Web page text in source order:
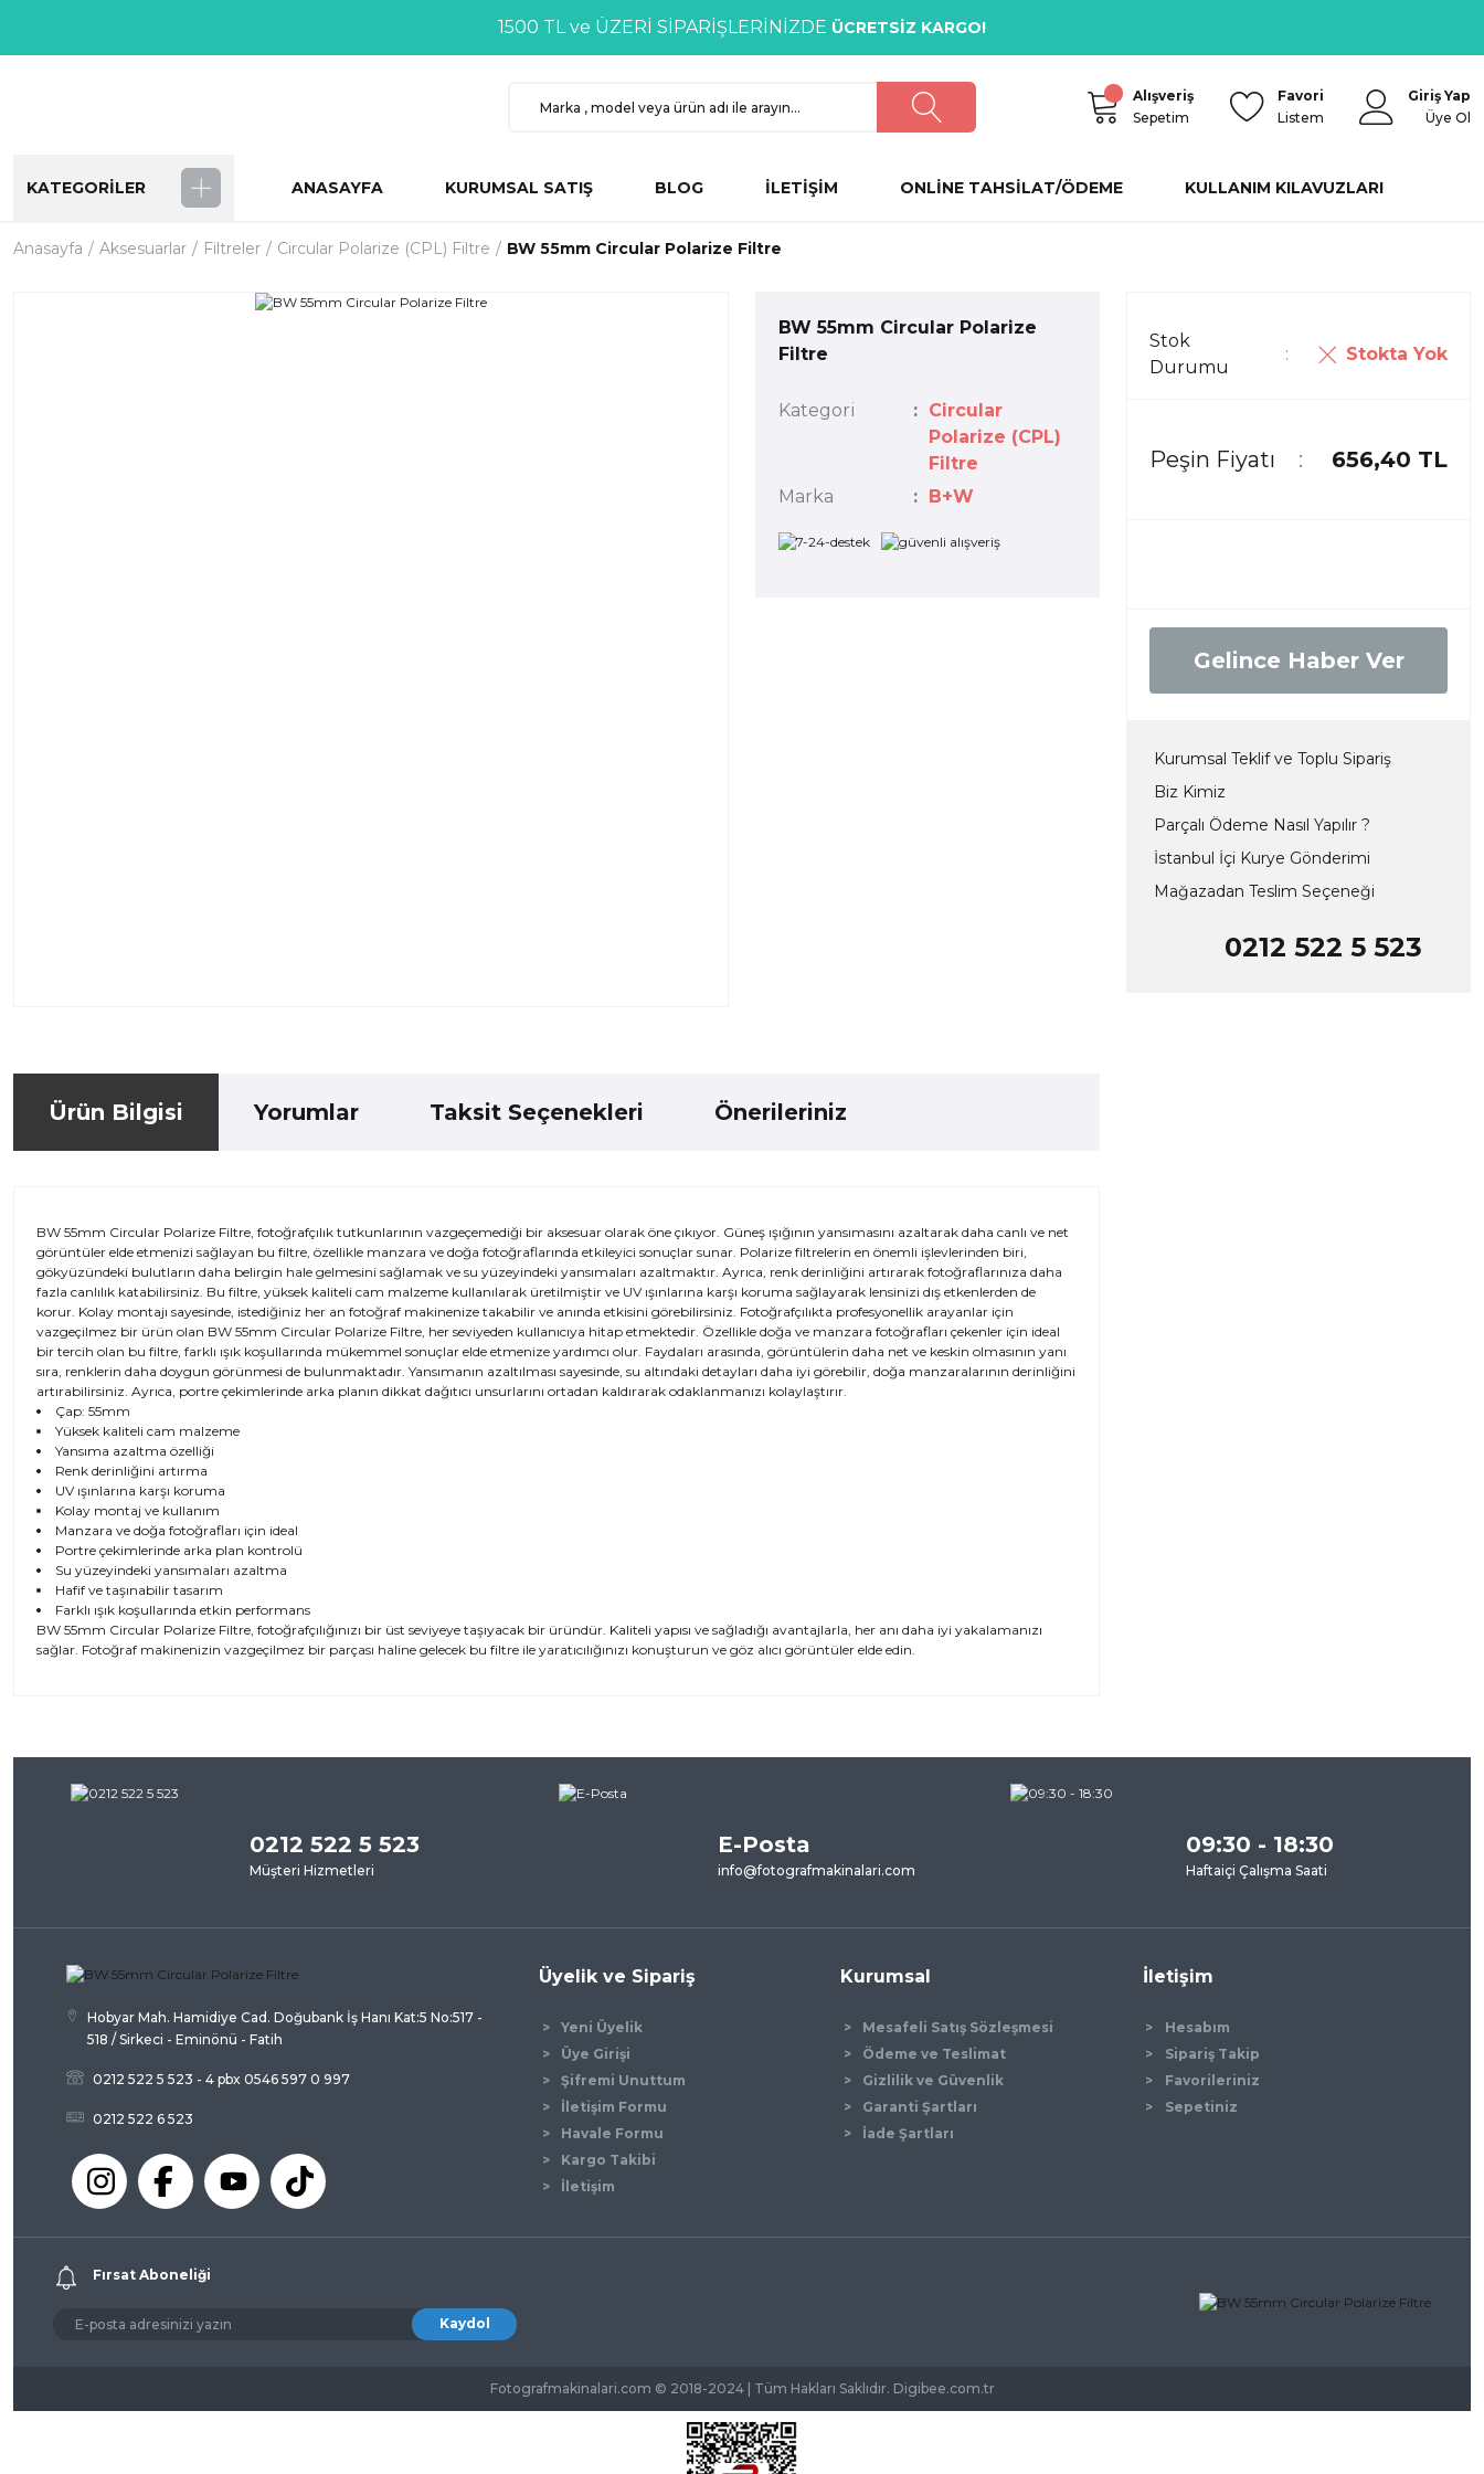
1500 TL ve ÜZERİ SİPARİŞLERİNİZDE ÜCRETSİZ KARGO!
Alışveriş
Sepetim
Favori
Listem
Giriş Yap
Üye Ol
KATEGORİLER ANASAYFA KURUMSAL SATIŞ BLOG İLETİŞİM ONLİNE TAHSİLAT/ÖDEME KULLANIM KILAVUZLARI
Anasayfa Aksesuarlar Filtreler Circular Polarize (CPL) Filtre BW 55mm Circular Polarize Filtre
BW 55mm Circular Polarize
Filtre
Kategori
Circular
Polarize (CPL)
Filtre
Marka
B+W
Stok
Durumu
Stokta Yok
Peşin Fiyatı 656,40 TL
Gelince Haber Ver
Kurumsal Teklif ve Toplu Sipariş
Biz Kimiz
Parçalı Ödeme Nasıl Yapılır ?
İstanbul İçi Kurye Gönderimi
Mağazadan Teslim Seçeneği
0212 522 5 523
Ürün Bilgisi Yorumlar Taksit Seçenekleri Önerileriniz
BW 55mm Circular Polarize Filtre, fotoğrafçılık tutkunlarının vazgeçemediği bir aksesuar olarak öne çıkıyor. Güneş ışığının yansımasını azaltarak daha canlı ve net
görüntüler elde etmenizi sağlayan bu filtre, özellikle manzara ve doğa fotoğraflarında etkileyici sonuçlar sunar. Polarize filtrelerin en önemli işlevlerinden biri,
gökyüzündeki bulutların daha belirgin hale gelmesini sağlamak ve su yüzeyindeki yansımaları azaltmaktır. Ayrıca, renk derinliğini artırarak fotoğraflarınıza daha
fazla canlılık katabilirsiniz. Bu filtre, yüksek kaliteli cam malzeme kullanılarak üretilmiştir ve UV ışınlarına karşı koruma sağlayarak lensinizi dış etkenlerden de
korur. Kolay montajı sayesinde, istediğiniz her an fotoğraf makinenize takabilir ve anında etkisini görebilirsiniz. Fotoğrafçılıkta profesyonellik arayanlar için
vazgeçilmez bir ürün olan BW 55mm Circular Polarize Filtre, her seviyeden kullanıcıya hitap etmektedir. Özellikle doğa ve manzara fotoğrafları çekenler için ideal
bir tercih olan bu filtre, farklı ışık koşullarında mükemmel sonuçlar elde etmenize yardımcı olur. Faydaları arasında, görüntülerin daha net ve keskin olmasının yanı
sıra, renklerin daha doygun görünmesi de bulunmaktadır. Yansımanın azaltılması sayesinde, su altındaki detayları daha iyi görebilir, doğa manzaralarının derinliğini
artırabilirsiniz. Ayrıca, portre çekimlerinde arka planın dikkat dağıtıcı unsurlarını ortadan kaldırarak odaklanmanızı kolaylaştırır.
Çap: 55mm
Yüksek kaliteli cam malzeme
Yansıma azaltma özelliği
Renk derinliğini artırma
UV ışınlarına karşı koruma
Kolay montaj ve kullanım
Manzara ve doğa fotoğrafları için ideal
Portre çekimlerinde arka plan kontrolü
Su yüzeyindeki yansımaları azaltma
Hafif ve taşınabilir tasarım
Farklı ışık koşullarında etkin performans
BW 55mm Circular Polarize Filtre, fotoğrafçılığınızı bir üst seviyeye taşıyacak bir üründür. Kaliteli yapısı ve sağladığı avantajlarla, her anı daha iyi yakalamanızı
sağlar. Fotoğraf makinenizin vazgeçilmez bir parçası haline gelecek bu filtre ile yaratıcılığınızı konuşturun ve göz alıcı görüntüler elde edin.
Görüş ve önerileriniz için teşekkür ederiz.
Ürün resmi kalitesiz, bozuk veya görüntülenemiyor.
Ürün açıklamasında eksik bilgiler bulunuyor.
Ürün fiyatı diğer sitelerden daha pahalı.
Bu ürüne benzer farklı alternatifler olmalı.
Gönder
0212 522 5 523
Müşteri Hizmetleri
E-Posta
info@fotografmakinalari.com
09:30 - 18:30
Haftaiçi Çalışma Saati
Hobyar Mah. Hamidiye Cad. Doğubank İş Hanı Kat:5 No:517 -
518 / Sirkeci - Eminönü - Fatih
0212 522 5 523 - 4 pbx 0546 597 0 997
0212 522 6 523
Üyelik ve Sipariş
Yeni Üyelik
Üye Girişi
Şifremi Unuttum
İletişim Formu
Havale Formu
Kargo Takibi
İletişim
Kurumsal
Mesafeli Satış Sözleşmesi
Ödeme ve Teslimat
Gizlilik ve Güvenlik
Garanti Şartları
İade Şartları
İletişim
Hesabım
Sipariş Takip
Favorileriniz
Sepetiniz
Fırsat Aboneliği
Kaydol
Fotografmakinalari.com © 2018-2024 | Tüm Hakları Saklıdır. Digibee.com.tr